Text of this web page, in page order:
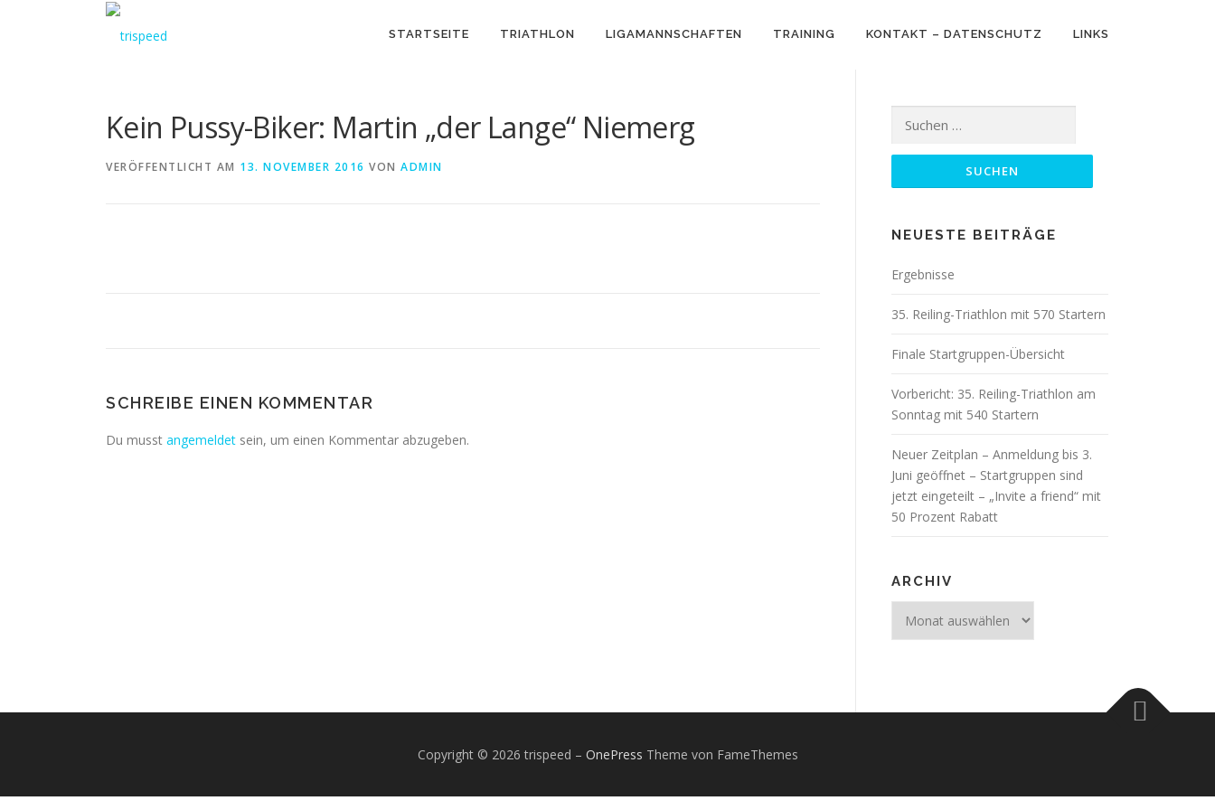
STARTSEITE TRIATHLON LIGAMANNSCHAFTEN TRAINING KONTAKT – DATENSCHUTZ LINKS
Kein Pussy-Biker: Martin „der Lange“ Niemerg
VERÖFFENTLICHT AM 13. NOVEMBER 2016 VON ADMIN
SCHREIBE EINEN KOMMENTAR
Du musst angemeldet sein, um einen Kommentar abzugeben.
nach:
NEUESTE BEITRÄGE
Ergebnisse
35. Reiling-Triathlon mit 570 Startern
Finale Startgruppen-Übersicht
Vorbericht: 35. Reiling-Triathlon am
Sonntag mit 540 Startern
Neuer Zeitplan – Anmeldung bis 3.
Juni geöffnet – Startgruppen sind
jetzt eingeteilt – „Invite a friend“ mit
50 Prozent Rabatt
ARCHIV
Copyright © 2026 trispeed – OnePress Theme von FameThemes